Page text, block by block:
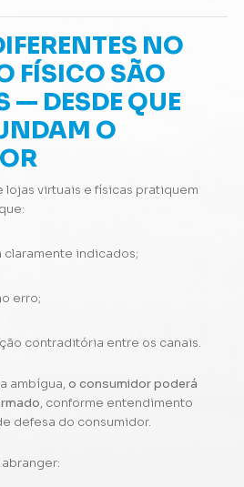
NO
FÍSICO SÃO
— DESDE QUE
O
virtuais e físicas pratiquem
claramente indicados;
erro;
contraditória entre os canais.
ambígua,o consumidor poderá
, conforme entendimento
defesa do consumidor.